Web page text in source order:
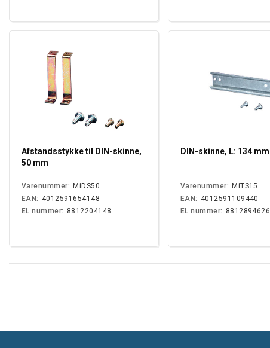
Afstandsstykke til DIN-skinne,
50 mm
Varenummer: MiDS50
EAN: 4012591654148
EL nummer: 8812204148
DIN-skinne, L: 134 mm
Varenummer: MiTS15
EAN: 4012591109440
EL nummer: 8812894626